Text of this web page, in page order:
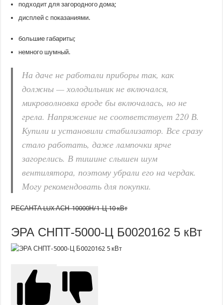
подходит для загородного дома;
дисплей с показаниями.
большие габариты;
немного шумный.
На даче не работали приборы так, как
должны — холодильник не включался,
микроволновка вроде бы включалась, но не
грела. Напряжение не соответствует 220 В.
Купили и установили стабилизатор. Все сразу
стало работать, даже лампочки ярче
загорелись. В тишине слышен шум
вентилятора, поэтому убрали его на чердак.
Могу рекомендовать для покупки.
РЕСАНТА LUX АСН-10000Н/1-Ц 10 кВт
ЭРА СНПТ-5000-Ц Б0020162 5 кВт